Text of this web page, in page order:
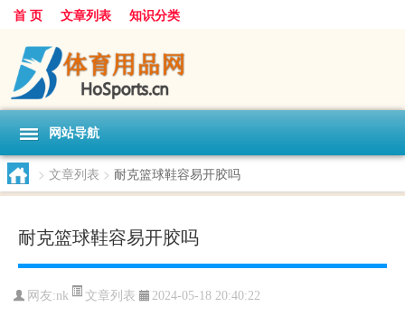
首 页 文章列表 知识分类
网站导航
> 文章列表 > 耐克篮球鞋容易开胶吗
耐克篮球鞋容易开胶吗
网友:nk 文章列表 2024-05-18 20:40:22